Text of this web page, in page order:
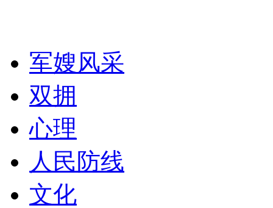
军嫂风采
双拥
心理
人民防线
文化